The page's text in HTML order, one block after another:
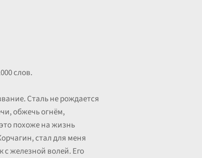
слов.
Сталь не рождается
обжечь огнём,
похоже на жизнь
стал для меня
железной волей. Его